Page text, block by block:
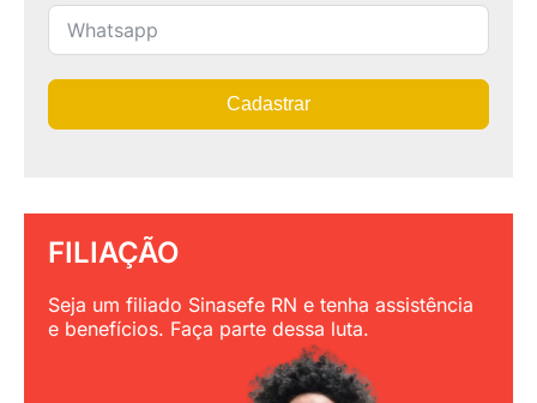
Cadastrar
FILIAÇÃO
Seja um filiado Sinasefe RN e tenha assistência
e benefícios. Faça parte dessa luta.